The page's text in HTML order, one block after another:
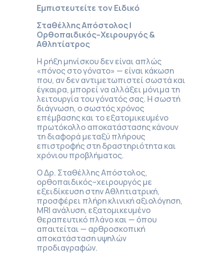
Εμπιστευτείτε τον Ειδικό
Σταθέλλης Απόστολος |
Ορθοπαιδικός–Χειρουργός &
Αθλητίατρος
Η ρήξη μηνίσκου δεν είναι απλώς
«πόνος στο γόνατο» — είναι κάκωση
που, αν δεν αντιμετωπιστεί σωστά και
έγκαιρα, μπορεί να αλλάξει μόνιμα τη
λειτουργία του γόνατός σας. Η σωστή
διάγνωση, ο σωστός χρόνος
επέμβασης και το εξατομικευμένο
πρωτόκολλο αποκατάστασης κάνουν
τη διαφορά μεταξύ πλήρους
επιστροφής στη δραστηριότητα και
χρόνιου προβλήματος.
Ο Δρ. Σταθέλλης Απόστολος,
ορθοπαιδικός–χειρουργός με
εξειδίκευση στην Αθλητιατρική,
προσφέρει πλήρη κλινική αξιολόγηση,
MRI ανάλυση, εξατομικευμένο
θεραπευτικό πλάνο και — όπου
απαιτείται — αρθροσκοπική
αποκατάσταση υψηλών
προδιαγραφών.